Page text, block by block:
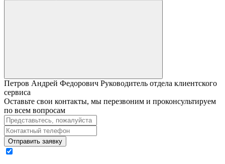
Петров Андрей Федорович Руководитель отдела клиентского
сервиса
Оставьте свои контакты, мы перезвоним и проконсультируем
по всем вопросам
Отправить заявку